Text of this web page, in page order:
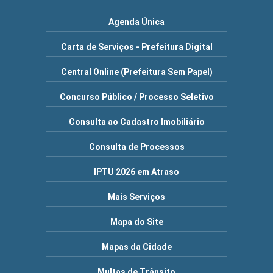
Agenda Única
Carta de Serviços - Prefeitura Digital
Central Online (Prefeitura Sem Papel)
Concurso Público / Processo Seletivo
Consulta ao Cadastro Imobiliário
Consulta de Processos
IPTU 2026 em Atraso
Mais Serviços
Mapa do Site
Mapas da Cidade